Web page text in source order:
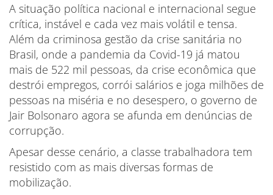
A situação política nacional e internacional segue
crítica, instável e cada vez mais volátil e tensa.
Além da criminosa gestão da crise sanitária no
Brasil, onde a pandemia da Covid-19 já matou
mais de 522 mil pessoas, da crise econômica que
destrói empregos, corrói salários e joga milhões de
pessoas na miséria e no desespero, o governo de
Jair Bolsonaro agora se afunda em denúncias de
corrupção.
Apesar desse cenário, a classe trabalhadora tem
resistido com as mais diversas formas de
mobilização.